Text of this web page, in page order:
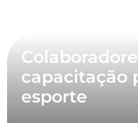
capacitação
esporte